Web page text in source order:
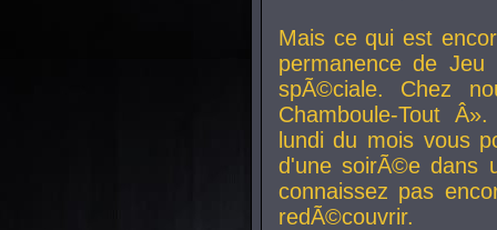
Mais ce qui est
permanence de
spÃ©ciale. Chez
Chamboule-Tout
lundi du mois vous
d'une soirÃ©e dans
connaissez pas
redÃ©couvrir.